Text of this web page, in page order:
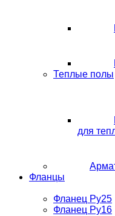
Теплые полы
для
Фланцы
Фланец Ру25
Фланец Ру16